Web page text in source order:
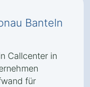
Banteln
Callcenter in
für